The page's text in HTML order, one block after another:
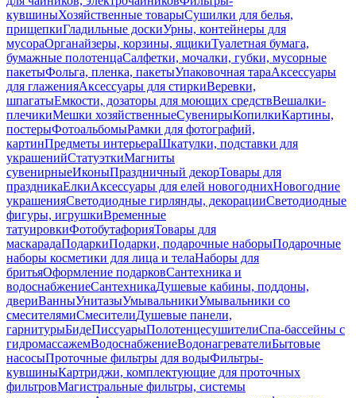
кувшиныХозяйственные товарыСушилки для белья,
прищепкиГладильные доскиУрны, контейнеры для
мусораОрганайзеры, корзины, ящикиТуалетная бумага,
бумажные полотенцаСалфетки, мочалки, губки, мусорные
пакетыФольга, пленка, пакетыУпаковочная тараАксессуары
для глаженияАксессуары для стиркиВеревки,
шпагатыЕмкости, дозаторы для моющих средствВешалки-
плечикиМешки хозяйственныеСувенирыКопилкиКартины,
постерыФотоальбомыРамки для фотографий,
картинПредметы интерьераШкатулки, подставки для
украшенийСтатуэткиМагниты
сувенирныеИконыПраздничный декорТовары для
праздникаЕлкиАксессуары для елей новогоднихНовогодние
украшенияСветодиодные гирлянды, декорацииСветодиодные
фигуры, игрушкиВременные
татуировкиФотобутафорияТовары для
маскарадаПодаркиПодарки, подарочные наборыПодарочные
наборы косметики для лица и телаНаборы для
бритьяОформление подарковСантехника и
водоснабжениеСантехникаДушевые кабины, поддоны,
двериВанныУнитазыУмывальникиУмывальники со
смесителямиСмесителиДушевые панели,
гарнитурыБидеПиссуарыПолотенцесушителиСпа-бассейны с
гидромассажемВодоснабжениеВодонагревателиБытовые
насосыПроточные фильтры для водыФильтры-
кувшиныКартриджи, комплектующие для проточных
фильтровМагистральные фильтры, системы